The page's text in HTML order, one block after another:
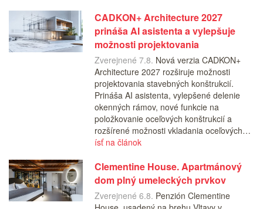
CADKON+ Architecture 2027
prináša AI asistenta a vylepšuje
možnosti projektovania
Zverejnené 7.8. Nová verzia CADKON+
Architecture 2027 rozširuje možnosti
projektovania stavebných konštrukcií.
Prináša AI asistenta, vylepšené delenie
okenných rámov, nové funkcie na
položkovanie oceľových konštrukcií a
rozšírené možnosti vkladania oceľových…
ísť na článok
Clementine House. Apartmánový
dom plný umeleckých prvkov
Zverejnené 6.8. Penzión Clementine